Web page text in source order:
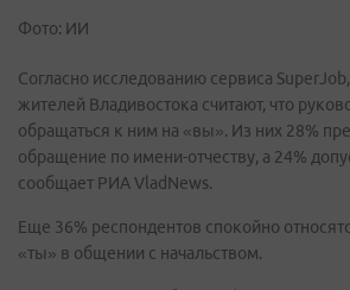
Фото: ИИ
Согласно исследованию сервиса
жителей Владивостока считают, что
обращаться к ним на «вы». Из них 28%
обращение по имени-отчеству, а 24%
сообщает РИА VladNews.
Еще 36% респондентов спокойно
«ты» в общении с начальством.